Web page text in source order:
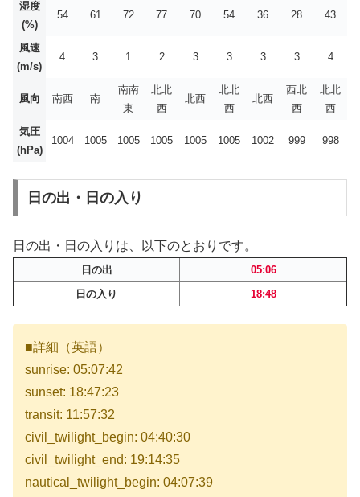
湿度
(%)
54 61 72 77 70 54 36 28 43
風速
(m/s)
4 3 1 2 3 3 3 3 4
風向 南西 南
南南
東
北北
西
北西
北北
西
北西
西北
西
北北
西
気圧
(hPa)
1004 1005 1005 1005 1005 1005 1002 999 998
日の出・日の入り
日の出・日の入りは、以下のとおりです。
日の出
05:06
日の入り
18:48
■詳細（英語）
sunrise: 05:07:42
sunset: 18:47:23
transit: 11:57:32
civil_twilight_begin: 04:40:30
civil_twilight_end: 19:14:35
nautical_twilight_begin: 04:07:39